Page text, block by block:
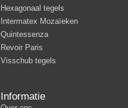
Hexagonaal tegels
Intermatex Mozaïeken
Quintessenza
Revoir Paris
Visschub tegels
Informatie